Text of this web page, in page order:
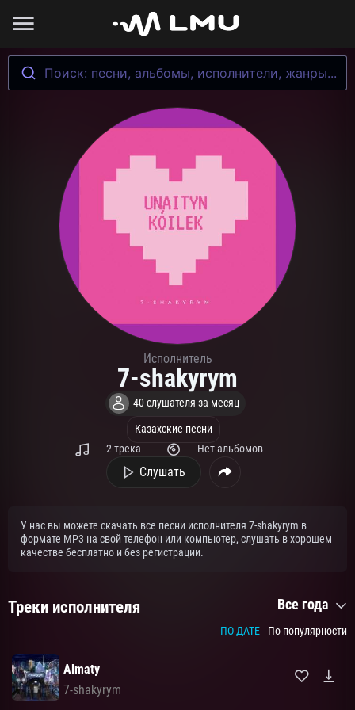
Поиск: песни, альбомы, исполнители, жанры...
Исполнитель
7-shakyrym
40 слушателя за месяц
Казахские песни
2 трека
Нет альбомов
Слушать
У нас вы можете скачать все песни исполнителя 7-shakyrym в
формате MP3 на свой телефон или компьютер, слушать в хорошем
качестве бесплатно и без регистрации.
Треки исполнителя Все года
ПО ДАТЕ По популярности
Almaty
7-shakyrym